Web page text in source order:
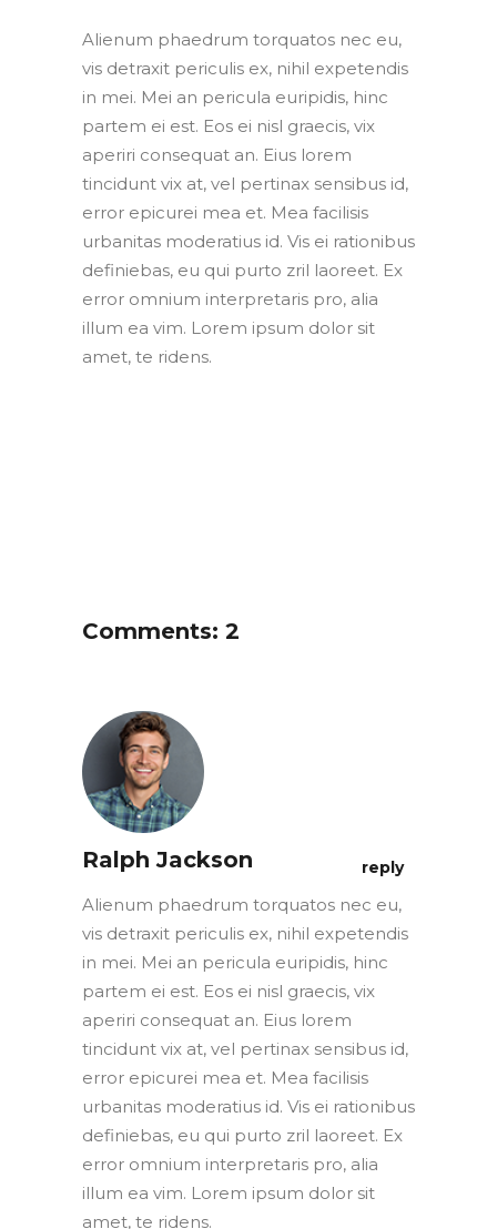
Alienum phaedrum torquatos nec eu,
vis detraxit periculis ex, nihil expetendis
in mei. Mei an pericula euripidis, hinc
partem ei est. Eos ei nisl graecis, vix
aperiri consequat an. Eius lorem
tincidunt vix at, vel pertinax sensibus id,
error epicurei mea et. Mea facilisis
urbanitas moderatius id. Vis ei rationibus
definiebas, eu qui purto zril laoreet. Ex
error omnium interpretaris pro, alia
illum ea vim. Lorem ipsum dolor sit
amet, te ridens.
Comments: 2
Ralph Jackson reply
Alienum phaedrum torquatos nec eu,
vis detraxit periculis ex, nihil expetendis
in mei. Mei an pericula euripidis, hinc
partem ei est. Eos ei nisl graecis, vix
aperiri consequat an. Eius lorem
tincidunt vix at, vel pertinax sensibus id,
error epicurei mea et. Mea facilisis
urbanitas moderatius id. Vis ei rationibus
definiebas, eu qui purto zril laoreet. Ex
error omnium interpretaris pro, alia
illum ea vim. Lorem ipsum dolor sit
amet, te ridens.